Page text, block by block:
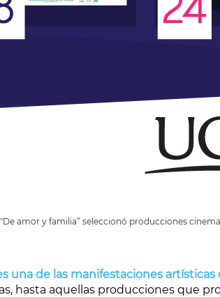
amor y familia” seleccionó producciones
una de las manifestaciones
hasta aquellas producciones que